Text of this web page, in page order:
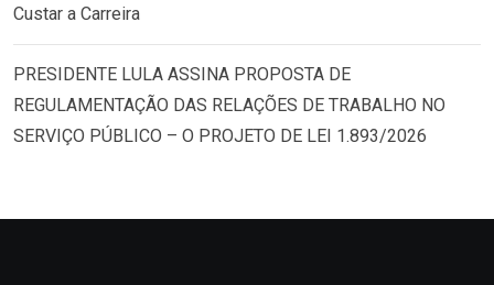
Custar a Carreira
PRESIDENTE LULA ASSINA PROPOSTA DE
REGULAMENTAÇÃO DAS RELAÇÕES DE TRABALHO NO
SERVIÇO PÚBLICO – O PROJETO DE LEI 1.893/2026